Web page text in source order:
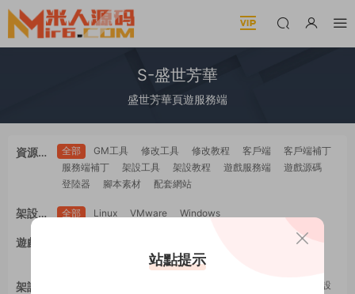
S-盛世芳華
盛世芳華頁遊服務端
資源類
全部 GM工具 修改工具 修改教程 客戶端
客戶端補丁
服務端補丁
架設工具 架設教程 遊戲服務端
遊戲源碼
登陸器
腳本素材 配套網站
架設系
全部 Linux VMware Windows
遊戲平
多端互通 工具類
架設難
手工架設
站點提示